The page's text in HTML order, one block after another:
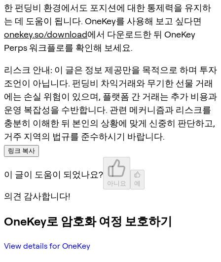
한 펀딩비 환경에서도 포지션에 대한 통제력을 유지하
는 데 도움이 됩니다. OneKey를 사용해 보고 싶다면
onekey.so/download에서 다운로드한 뒤 OneKey
Perps 워크플로를 확인해 보세요.
리스크 안내: 이 글은 정보 제공만을 목적으로 하며 투자
조언이 아닙니다. 펀딩비 차익거래와 무기한 선물 거래
에는 손실 위험이 있으며, 플랫폼 간 거래는 추가 비용과
운영 복잡성을 수반합니다. 관련 메커니즘과 리스크를
충분히 이해한 뒤 본인의 상황에 맞게 신중히 판단하고,
거주 지역의 법규를 준수하시기 바랍니다.
링크 복사
이 글이 도움이 되었나요?
아니요 예
의견 감사합니다!
OneKey로 암호화 여정 보호하기
View details for OneKey